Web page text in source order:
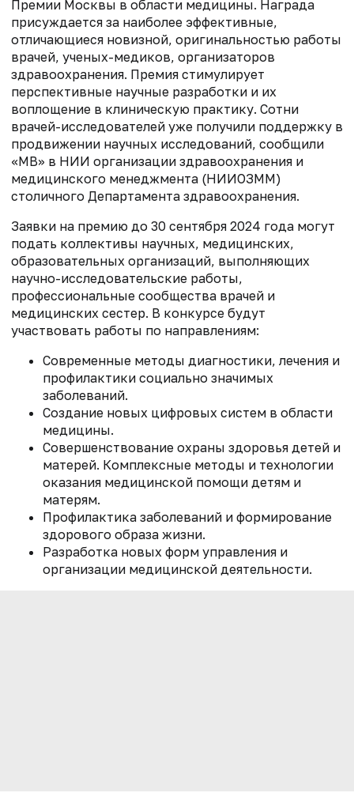
Премии Москвы в области медицины. Награда
присуждается за наиболее эффективные,
отличающиеся новизной, оригинальностью работы
врачей, ученых-медиков, организаторов
здравоохранения. Премия стимулирует
перспективные научные разработки и их
воплощение в клиническую практику. Сотни
врачей-исследователей уже получили поддержку в
продвижении научных исследований, сообщили
«МВ» в НИИ организации здравоохранения и
медицинского менеджмента (НИИОЗММ)
столичного Департамента здравоохранения.
Заявки на премию до 30 сентября 2024 года могут
подать коллективы научных, медицинских,
образовательных организаций, выполняющих
научно-исследовательские работы,
профессиональные сообщества врачей и
медицинских сестер. В конкурсе будут
участвовать работы по направлениям:
Современные методы диагностики, лечения и
профилактики социально значимых
заболеваний.
Создание новых цифровых систем в области
медицины.
Совершенствование охраны здоровья детей и
матерей. Комплексные методы и технологии
оказания медицинской помощи детям и
матерям.
Профилактика заболеваний и формирование
здорового образа жизни.
Разработка новых форм управления и
организации медицинской деятельности.